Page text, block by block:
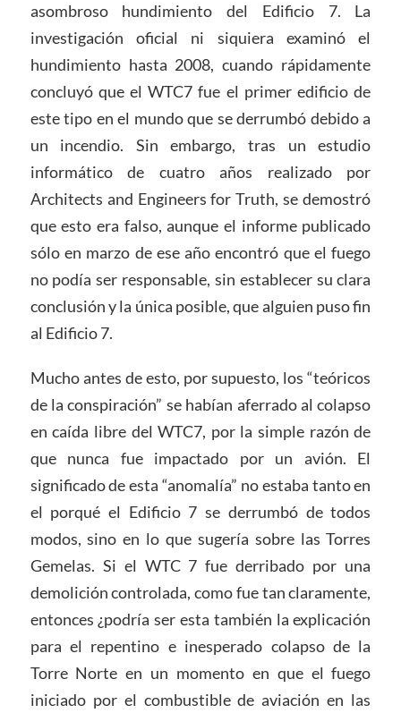
asombroso hundimiento del Edificio 7. La
investigación oficial ni siquiera examinó el
hundimiento hasta 2008, cuando rápidamente
concluyó que el WTC7 fue el primer edificio de
este tipo en el mundo que se derrumbó debido a
un incendio. Sin embargo, tras un estudio
informático de cuatro años realizado por
Architects and Engineers for Truth, se demostró
que esto era falso, aunque el informe publicado
sólo en marzo de ese año encontró que el fuego
no podía ser responsable, sin establecer su clara
conclusión y la única posible, que alguien puso fin
al Edificio 7.
Mucho antes de esto, por supuesto, los “teóricos
de la conspiración” se habían aferrado al colapso
en caída libre del WTC7, por la simple razón de
que nunca fue impactado por un avión. El
significado de esta “anomalía” no estaba tanto en
el porqué el Edificio 7 se derrumbó de todos
modos, sino en lo que sugería sobre las Torres
Gemelas. Si el WTC 7 fue derribado por una
demolición controlada, como fue tan claramente,
entonces ¿podría ser esta también la explicación
para el repentino e inesperado colapso de la
Torre Norte en un momento en que el fuego
iniciado por el combustible de aviación en las